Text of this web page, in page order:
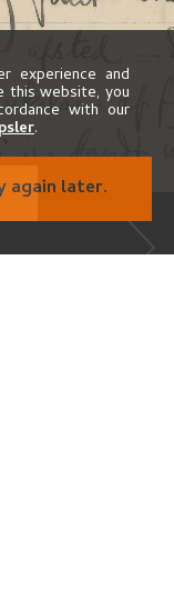
experience and
this website, you
with our
.